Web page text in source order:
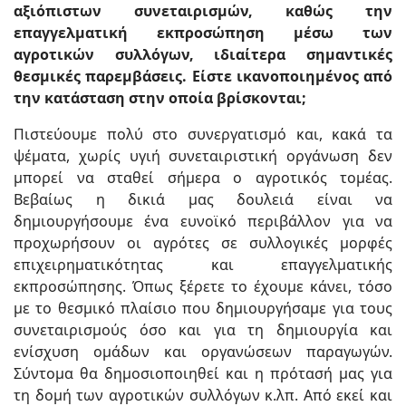
αξιόπιστων συνεταιρισμών, καθώς την
επαγγελματική εκπροσώπηση μέσω των
αγροτικών συλλόγων, ιδιαίτερα σημαντικές
θεσμικές παρεμβάσεις. Είστε ικανοποιημένος από
την κατάσταση στην οποία βρίσκονται;
Πιστεύουμε πολύ στο συνεργατισμό και, κακά τα
ψέματα, χωρίς υγιή συνεταιριστική οργάνωση δεν
μπορεί να σταθεί σήμερα ο αγροτικός τομέας.
Βεβαίως η δικιά μας δουλειά είναι να
δημιουργήσουμε ένα ευνοϊκό περιβάλλον για να
προχωρήσουν οι αγρότες σε συλλογικές μορφές
επιχειρηματικότητας και επαγγελματικής
εκπροσώπησης. Όπως ξέρετε το έχουμε κάνει, τόσο
με το θεσμικό πλαίσιο που δημιουργήσαμε για τους
συνεταιρισμούς όσο και για τη δημιουργία και
ενίσχυση ομάδων και οργανώσεων παραγωγών.
Σύντομα θα δημοσιοποιηθεί και η πρότασή μας για
τη δομή των αγροτικών συλλόγων κ.λπ. Από εκεί και